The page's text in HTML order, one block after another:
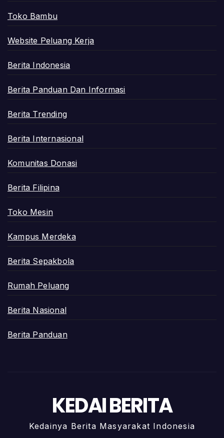
Toko Bambu
Website Peluang Kerja
Berita Indonesia
Berita Panduan Dan Informasi
Berita Trending
Berita Internasional
Komunitas Donasi
Berita Filipina
Toko Mesin
Kampus Merdeka
Berita Sepakbola
Rumah Peluang
Berita Nasional
Berita Panduan
KEDAI BERITA
Kedainya Berita Masyarakat Indonesia